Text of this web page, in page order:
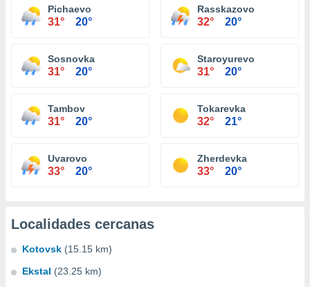
Pichaevo
31° 20°
Rasskazovo
32° 20°
Sosnovka
31° 20°
Staroyurevo
31° 20°
Tambov
31° 20°
Tokarevka
32° 21°
Uvarovo
33° 20°
Zherdevka
33° 20°
Localidades cercanas
Kotovsk (15.15 km)
Ekstal (23.25 km)